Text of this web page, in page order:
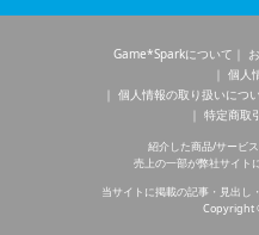
Game*Sparkについて
個人
個人情報の取り扱いにつ
特定商取
紹介した商品/サービ
売上の一部が弊社サイト
当サイトに掲載の記事・見出し
Copyright